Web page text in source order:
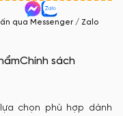
qua Messenger / Zalo
Chính sách
chọn phù hợp dành